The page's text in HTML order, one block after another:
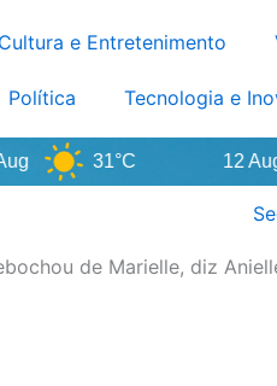
Cultura e Entretenimento
Política Tecnologia e
31°C 12 Aug
de Marielle, diz